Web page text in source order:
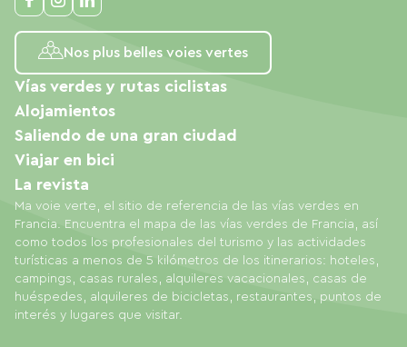
Nos plus belles voies vertes
Ma voie verte, el sitio de referencia de las vías verdes en
Francia. Encuentra el mapa de las vías verdes de Francia, así
como todos los profesionales del turismo y las actividades
turísticas a menos de 5 kilómetros de los itinerarios: hoteles,
campings, casas rurales, alquileres vacacionales, casas de
huéspedes, alquileres de bicicletas, restaurantes, puntos de
interés y lugares que visitar.
Vías verdes y rutas ciclistas
Alojamientos
Saliendo de una gran ciudad
Viajar en bici
La revista